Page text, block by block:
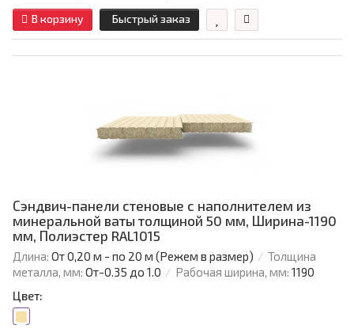
В корзину Быстрый заказ
Сэндвич-панели стеновые с наполнителем из
минеральной ваты толщиной 50 мм, Ширина-1190
мм, Полиэстер RAL1015
Длина: От 0,20 м - по 20 м (Режем в размер)
Толщина
металла, мм: От-0.35 до 1.0 Рабочая ширина, мм: 1190
Цвет: